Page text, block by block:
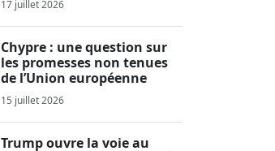
17 juillet 2026
Chypre : une question sur
les promesses non tenues
de l’Union européenne
15 juillet 2026
Trump ouvre la voie au